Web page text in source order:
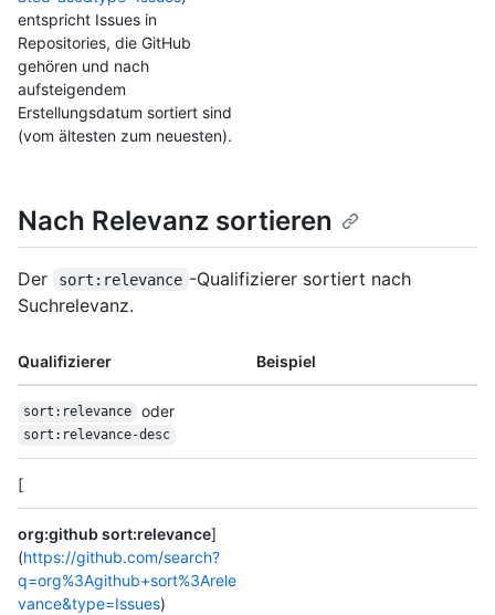
entspricht Issues in
Repositories, die GitHub
gehören und nach
aufsteigendem
Erstellungsdatum sortiert sind
(vom ältesten zum neuesten).
Nach Relevanz sortieren
Der sort:relevance -Qualifizierer sortiert nach
Suchrelevanz.
Qualifizierer Beispiel
sort:relevance oder
sort:relevance-desc
[
org:github sort:relevance]
(https://github.com/search?
q=org%3Agithub+sort%3Arele
vance&type=Issues)